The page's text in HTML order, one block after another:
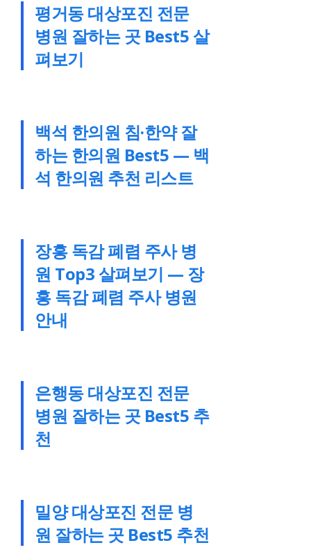
평거동 대상포진 전문
병원 잘하는 곳 Best5 살
펴보기
백석 한의원 침·한약 잘
하는 한의원 Best5 — 백
석 한의원 추천 리스트
장흥 독감 폐렴 주사 병
원 Top3 살펴보기 — 장
흥 독감 폐렴 주사 병원
안내
은행동 대상포진 전문
병원 잘하는 곳 Best5 추
천
밀양 대상포진 전문 병
원 잘하는 곳 Best5 추천